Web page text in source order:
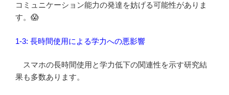
コミュニケーション能力の発達を妨げる可能性がありま
す。😱
1-3: 長時間使用による学力への悪影響
スマホの長時間使用と学力低下の関連性を示す研究結
果も多数あります。